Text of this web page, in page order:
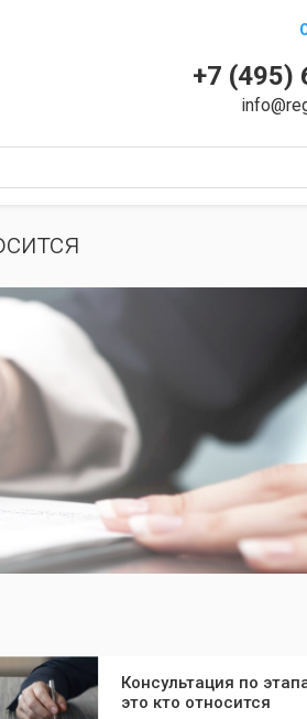
+7 (495)
Консультация по
это кто относится